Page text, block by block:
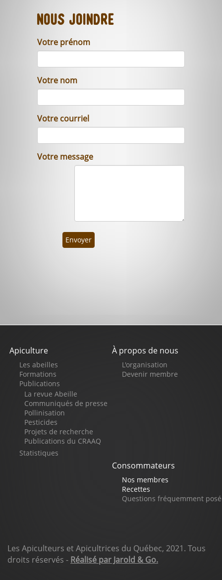
Nous joindre
Votre prénom
Votre nom
Votre courriel
Votre message
Envoyer
Pied
de
page
À propos de nous
L'organisation
Devenir membre
Apiculture
Les abeilles
Formations
Publications
La revue Abeille
Communiqués de presse
Pollinisation
Pesticides
Projets de recherche
Publications du CRAAQ
Statistiques
Consommateurs
Nos membres
Recettes
Questions fréquemment
Les Apiculteurs et Apicultrices du Québec, 2021. Tous
droits réservés - Réalisé par Jarold & Go.